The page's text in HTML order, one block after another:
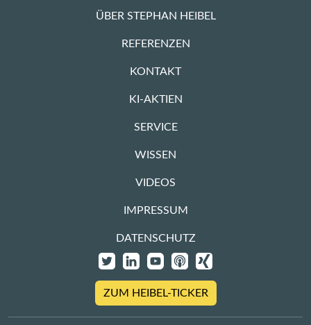
ÜBER STEPHAN HEIBEL
REFERENZEN
KONTAKT
KI-AKTIEN
SERVICE
WISSEN
VIDEOS
IMPRESSUM
DATENSCHUTZ
ZUM HEIBEL-TICKER